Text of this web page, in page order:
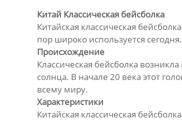
Китай Классическая бейсболка
Китайская классическая
пор широко используется сегодня.
Происхождение
Классическая бейсболка
солнца. В начале 20 века этот
всему миру.
Характеристики
Китайская классическая